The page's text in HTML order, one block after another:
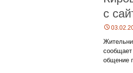
с
общение